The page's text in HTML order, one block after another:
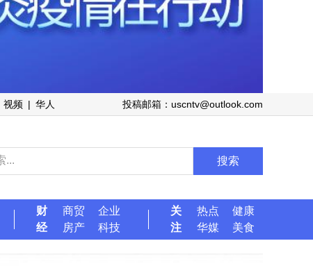
视频 | 华人 投稿邮箱：uscntv@outlook.com
搜索
财
经
商贸
企业
房产
科技
关
注
热点
健康
华媒
美食